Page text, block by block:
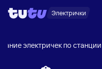
Электрички
электричек по